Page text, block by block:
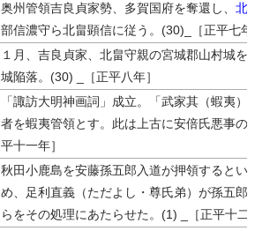
奥州管領吉良貞家勢、多賀国府を奪還し、北畠
部信濃守ら北畠顕信に従う。(30)_［正平七年］
１月、吉良貞家、北畠守親の宮城郡山村城を落
城陥落。(30) _［正平八年］
「諏訪大明神画詞」成立。「武家其（蝦夷）濫
者を蝦夷管領とす。此は上古に安倍氏悪事の高
平十一年］
秋田小鹿島を安藤孫五郎入道が押領するという
め、足利直義（ただよし・尊氏弟）が孫五郎を
らをその処理にあたらせた。(1) _［正平十二年